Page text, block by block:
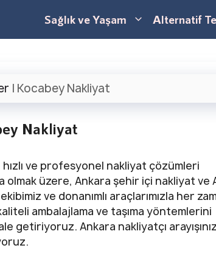
Sağlık ve Yaşam Alternatif
| Kocabey Nakliyat
Nakliyat
ve profesyonel nakliyat çözümleri
üzere, Ankara şehir içi nakliyat ve
ve donanımlı araçlarımızla her
ambalajlama ve taşıma yöntemlerini
Ankara nakliyatçı